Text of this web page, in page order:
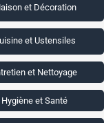
et Décoration
et Ustensiles
et Nettoyage
et Santé